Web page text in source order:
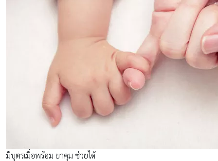
มีบุตรเมื่อพร้อม ยาคุม ช่วยได้